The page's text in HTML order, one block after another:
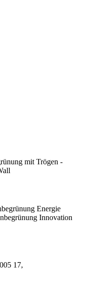
mit Trögen -
Energie
Innovation
17,